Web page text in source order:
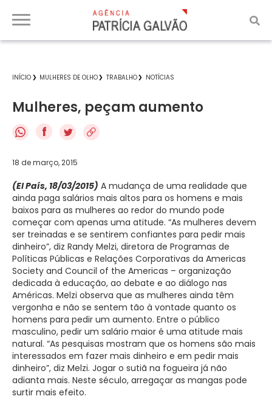
INÍCIO MULHERES DE OLHO TRABALHO NOTÍCIAS
Mulheres, peçam aumento
f
18 de março, 2015
(El País, 18/03/2015) A mudança de uma realidade que
ainda paga salários mais altos para os homens e mais
baixos para as mulheres ao redor do mundo pode
começar com apenas uma atitude. “As mulheres devem
ser treinadas e se sentirem confiantes para pedir mais
dinheiro”, diz Randy Melzi, diretora de Programas de
Políticas Públicas e Relações Corporativas da Americas
Society and Council of the Americas – organização
dedicada à educação, ao debate e ao diálogo nas
Américas. Melzi observa que as mulheres ainda têm
vergonha e não se sentem tão à vontade quanto os
homens para pedir um aumento. Entre o público
masculino, pedir um salário maior é uma atitude mais
natural. “As pesquisas mostram que os homens são mais
interessados em fazer mais dinheiro e em pedir mais
dinheiro”, diz Melzi. Jogar o sutiã na fogueira já não
adianta mais. Neste século, arregaçar as mangas pode
surtir mais efeito.